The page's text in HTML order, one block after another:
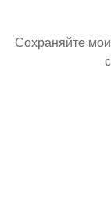
Сохраняйте